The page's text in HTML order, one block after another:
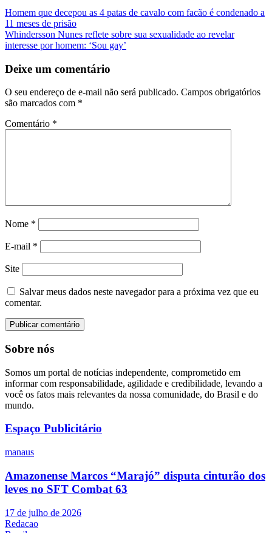
Navegação
de
Post
Homem que decepou as 4 patas de cavalo com facão é condenado a
11 meses de prisão
Whindersson Nunes reflete sobre sua sexualidade ao revelar
interesse por homem: ‘Sou gay’
Deixe um comentário
O seu endereço de e-mail não será publicado. Campos obrigatórios
são marcados com *
Comentário *
Nome *
E-mail *
Site
Salvar meus dados neste navegador para a próxima vez que eu
comentar.
Sobre nós
Somos um portal de notícias independente, comprometido em
informar com responsabilidade, agilidade e credibilidade, levando a
você os fatos mais relevantes da nossa comunidade, do Brasil e do
mundo.
Espaço Publicitário
manaus
Amazonense Marcos “Marajó” disputa cinturão dos
leves no SFT Combat 63
17 de julho de 2026
Redacao